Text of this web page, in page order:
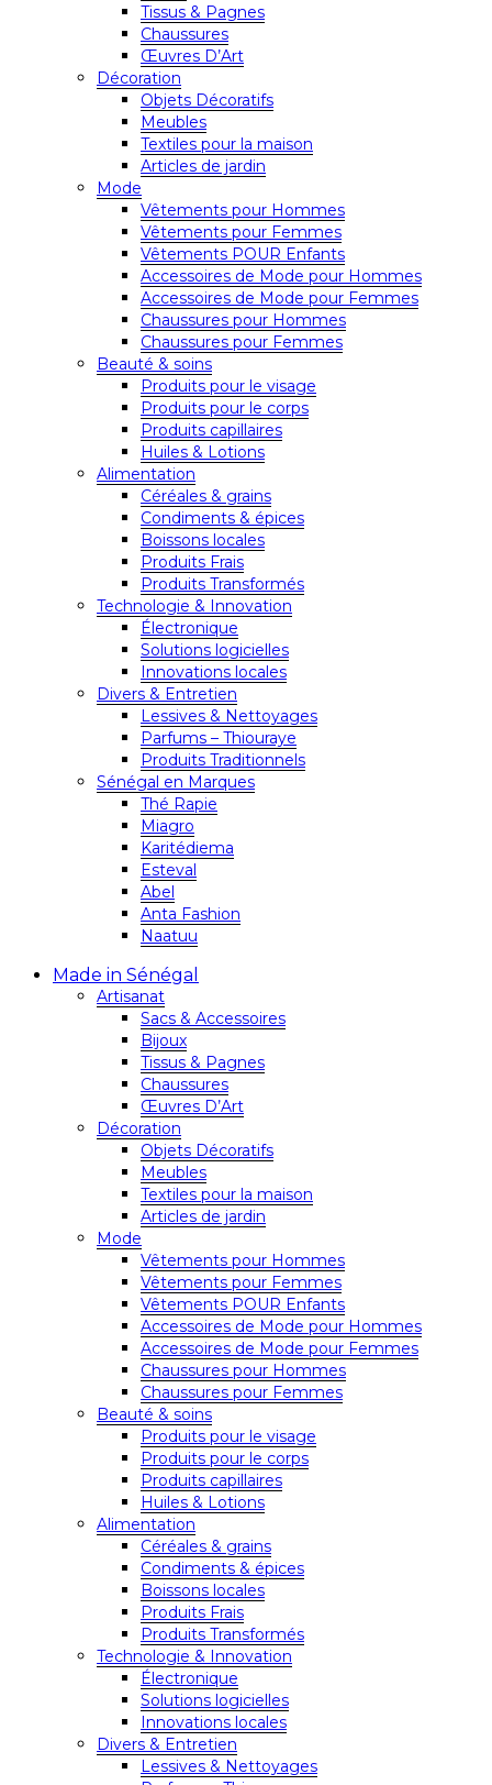
Tissus & Pagnes
Chaussures
Œuvres D’Art
Décoration
Objets Décoratifs
Meubles
Textiles pour la maison
Articles de jardin
Mode
Vêtements pour Hommes
Vêtements pour Femmes
Vêtements POUR Enfants
Accessoires de Mode pour Hommes
Accessoires de Mode pour Femmes
Chaussures pour Hommes
Chaussures pour Femmes
Beauté & soins
Produits pour le visage
Produits pour le corps
Produits capillaires
Huiles & Lotions
Alimentation
Céréales & grains
Condiments & épices
Boissons locales
Produits Frais
Produits Transformés
Technologie & Innovation
Électronique
Solutions logicielles
Innovations locales
Divers & Entretien
Lessives & Nettoyages
Parfums – Thiouraye
Produits Traditionnels
Sénégal en Marques
Thé Rapie
Miagro
Karitédiema
Esteval
Abel
Anta Fashion
Naatuu
Made in Sénégal
Artisanat
Sacs & Accessoires
Bijoux
Tissus & Pagnes
Chaussures
Œuvres D’Art
Décoration
Objets Décoratifs
Meubles
Textiles pour la maison
Articles de jardin
Mode
Vêtements pour Hommes
Vêtements pour Femmes
Vêtements POUR Enfants
Accessoires de Mode pour Hommes
Accessoires de Mode pour Femmes
Chaussures pour Hommes
Chaussures pour Femmes
Beauté & soins
Produits pour le visage
Produits pour le corps
Produits capillaires
Huiles & Lotions
Alimentation
Céréales & grains
Condiments & épices
Boissons locales
Produits Frais
Produits Transformés
Technologie & Innovation
Électronique
Solutions logicielles
Innovations locales
Divers & Entretien
Lessives & Nettoyages